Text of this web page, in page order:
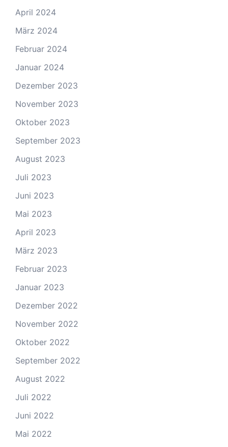
April 2024
März 2024
Februar 2024
Januar 2024
Dezember 2023
November 2023
Oktober 2023
September 2023
August 2023
Juli 2023
Juni 2023
Mai 2023
April 2023
März 2023
Februar 2023
Januar 2023
Dezember 2022
November 2022
Oktober 2022
September 2022
August 2022
Juli 2022
Juni 2022
Mai 2022